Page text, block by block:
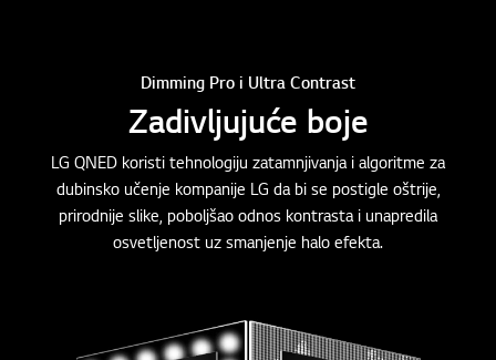
Dimming Pro i Ultra Contrast
Zadivljujuće boje
LG QNED koristi tehnologiju zatamnjivanja i algoritme za
dubinsko učenje kompanije LG da bi se postigle oštrije,
prirodnije slike, poboljšao odnos kontrasta i unapredila
osvetljenost uz smanjenje halo efekta.